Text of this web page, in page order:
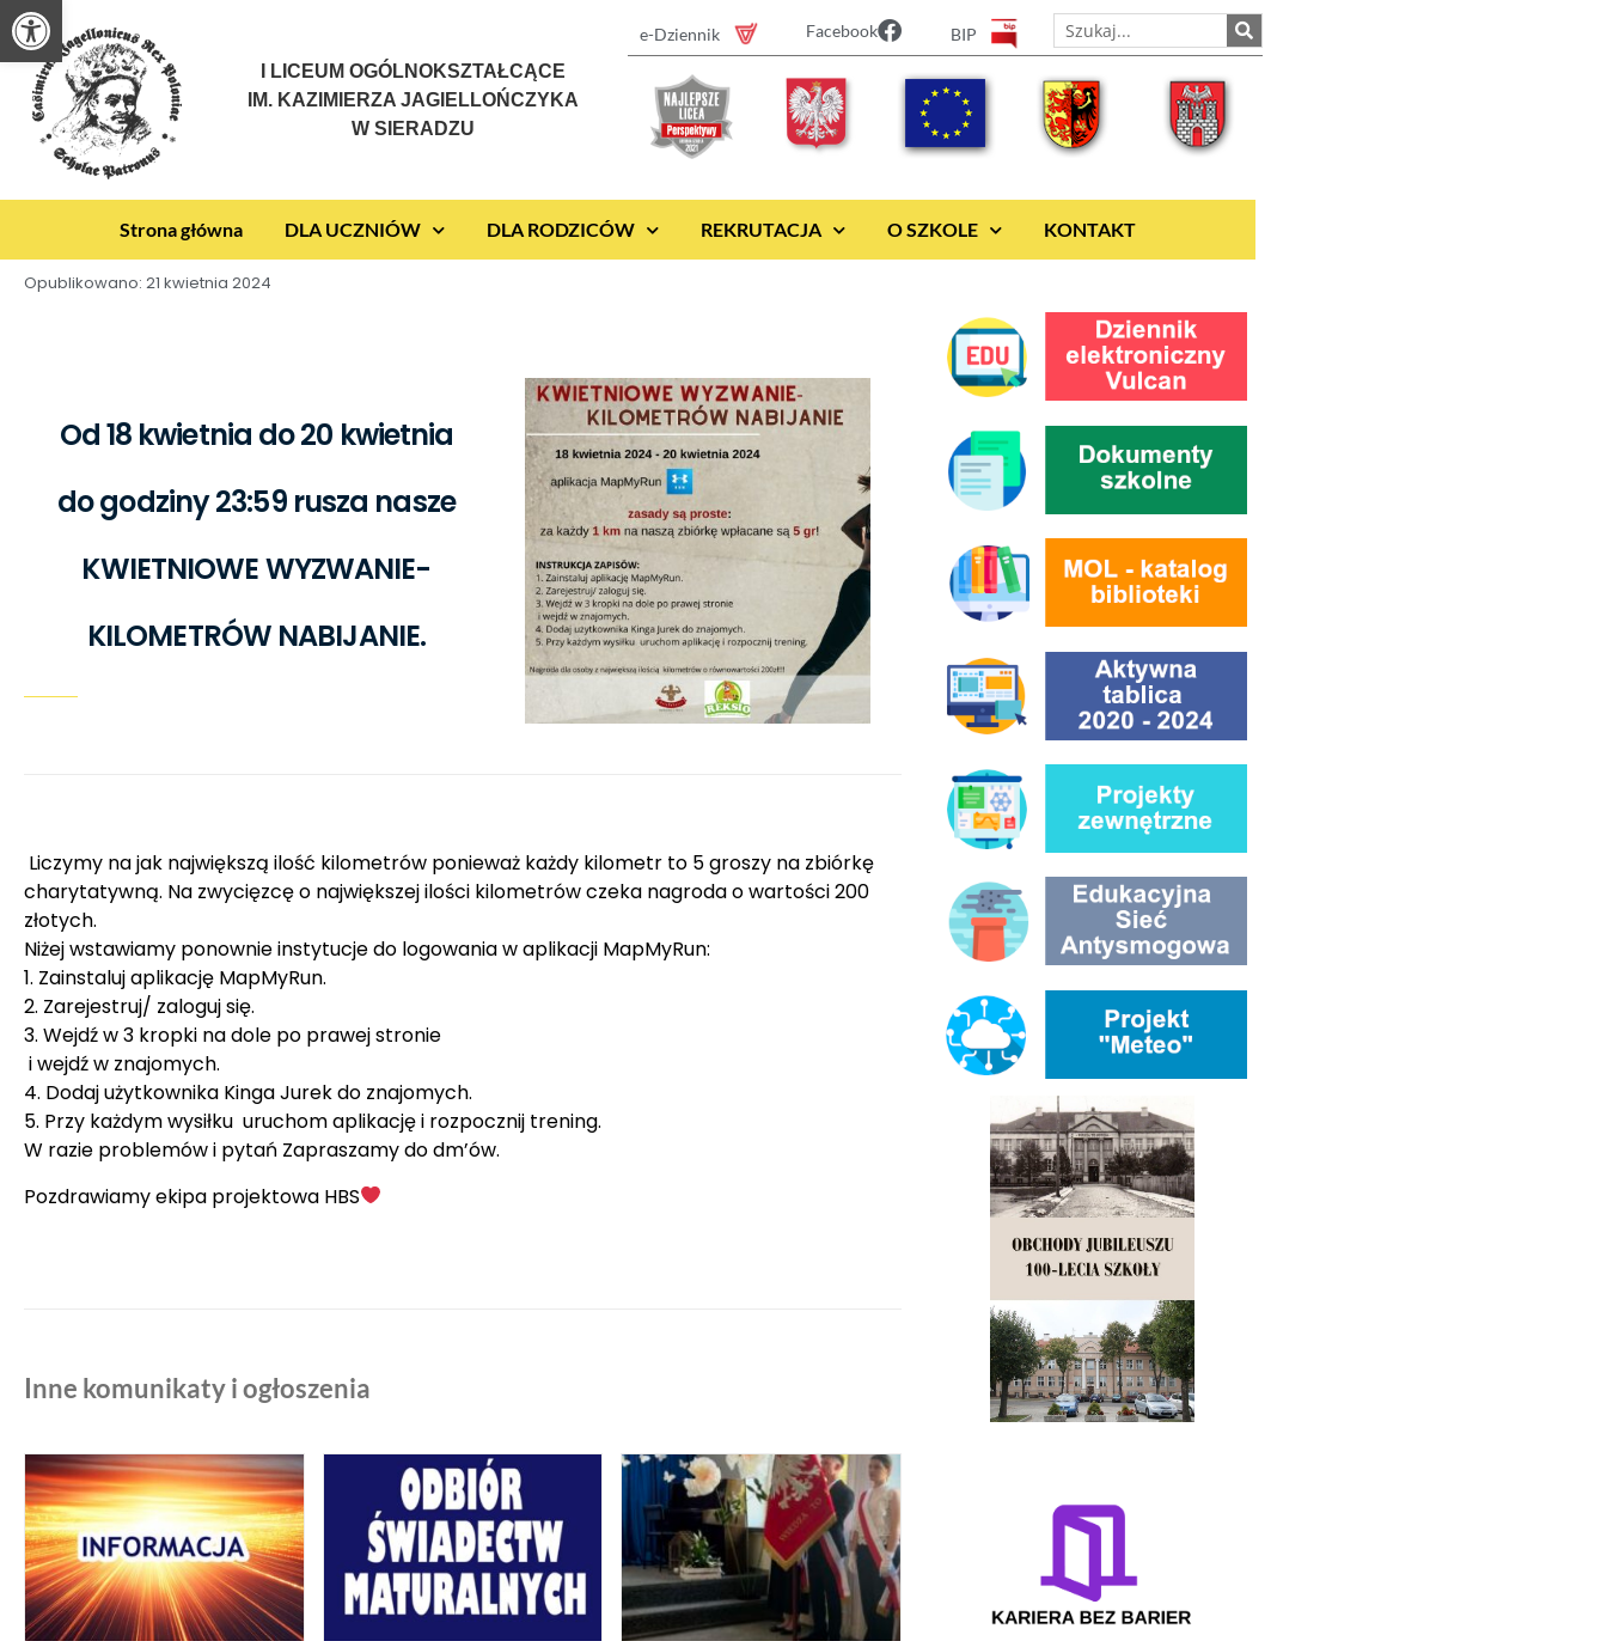
Otwórz pasek narzędzi
I LICEUM OGÓLNOKSZTAŁCĄCE
IM. KAZIMIERZA JAGIELLOŃCZYKA
W SIERADZU
e-Dziennik Facebook BIP
Strona główna DLA UCZNIÓW DLA RODZICÓW REKRUTACJA O SZKOLE KONTAKT
Opublikowano: 21 kwietnia 2024
Od 18 kwietnia do 20 kwietnia
do godziny 23:59 rusza nasze
KWIETNIOWE WYZWANIE-
KILOMETRÓW NABIJANIE.
Liczymy na jak największą ilość kilometrów ponieważ każdy kilometr to 5 groszy na zbiórkę
charytatywną. Na zwycięzcę o największej ilości kilometrów czeka nagroda o wartości 200
złotych.
Niżej wstawiamy ponownie instytucje do logowania w aplikacji MapMyRun:
1. Zainstaluj aplikację MapMyRun.
2. Zarejestruj/ zaloguj się.
3. Wejdź w 3 kropki na dole po prawej stronie
i wejdź w znajomych.
4. Dodaj użytkownika Kinga Jurek do znajomych.
5. Przy każdym wysiłku uruchom aplikację i rozpocznij trening.
W razie problemów i pytań Zapraszamy do dm’ów.
Pozdrawiamy ekipa projektowa HBS
Inne komunikaty i ogłoszenia